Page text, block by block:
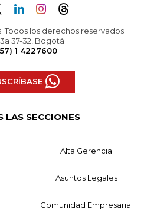
Todos los derechos reservados.
37-32, Bogotá
1 4227600
LAS SECCIONES
Alta Gerencia
Asuntos Legales
Comunidad Empresarial